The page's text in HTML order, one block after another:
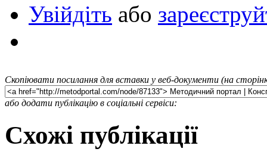
Увійдіть або
Скопіювати посилання для вставки у веб-документи (на
або додати публікацію в соціальні сервіси:
Схожі публікації